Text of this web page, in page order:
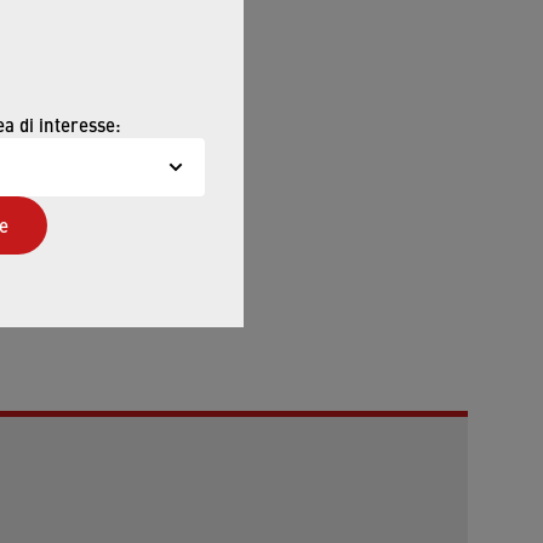
di interesse:
di portata V
bar), nonché per il
alla pagina.